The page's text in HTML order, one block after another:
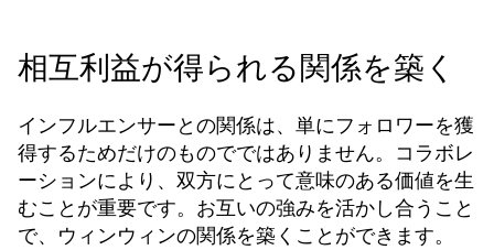
相互利益が得られる関係を築く
インフルエンサーとの関係は、単にフォロワーを獲
得するためだけのものでではありません。コラボレ
ーションにより、双方にとって意味のある価値を生
むことが重要です。お互いの強みを活かし合うこと
で、ウィンウィンの関係を築くことができます。